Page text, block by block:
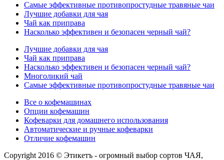
Самые эффективные противопростудные травяные чаи
Лучшие добавки для чая
Чай как приправа
Насколько эффективен и безопасен черный чай?
Лучшие добавки для чая
Чай как приправа
Насколько эффективен и безопасен черный чай?
Многоликий чай
Самые эффективные противопростудные травяные чаи
Все о кофемашинах
Опции кофемашин
Кофеварки для домашнего использования
Автоматические и ручные кофеварки
Отличие кофемашин
Copyright 2016 © Этикетъ - огромный выбор сортов ЧАЯ,